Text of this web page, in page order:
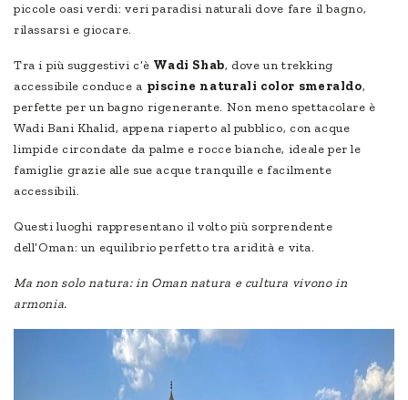
piccole oasi verdi: veri paradisi naturali dove fare il bagno,
rilassarsi e giocare.
Tra i più suggestivi c’è Wadi Shab, dove un trekking
accessibile conduce a piscine naturali color smeraldo,
perfette per un bagno rigenerante. Non meno spettacolare è
Wadi Bani Khalid, appena riaperto al pubblico, con acque
limpide circondate da palme e rocce bianche, ideale per le
famiglie grazie alle sue acque tranquille e facilmente
accessibili.
Questi luoghi rappresentano il volto più sorprendente
dell’Oman: un equilibrio perfetto tra aridità e vita.
Ma non solo natura: in Oman natura e cultura vivono in
armonia.